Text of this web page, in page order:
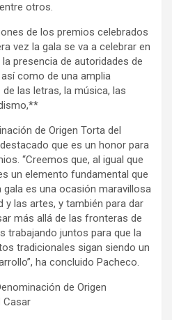
otros.
de los premios celebrados
vez la gala se va a celebrar en
presencia de autoridades de
como de una amplia
las letras, la música, las
de Origen Torta del
que es un honor para
“Creemos que, al igual que
un elemento fundamental que
es una ocasión maravillosa
y las artes, y también para dar
más allá de las fronteras de
trabajando juntos para que la
tradicionales sigan siendo un
ha concluido Pacheco.
de Origen
Casar